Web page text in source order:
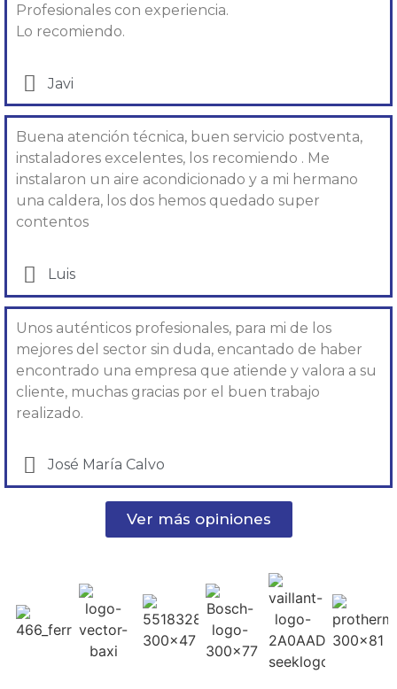
Profesionales con experiencia.
Lo recomiendo.
Javi
Buena atención técnica, buen servicio postventa,
instaladores excelentes, los recomiendo . Me
instalaron un aire acondicionado y a mi hermano
una caldera, los dos hemos quedado super
contentos
Luis
Unos auténticos profesionales, para mi de los
mejores del sector sin duda, encantado de haber
encontrado una empresa que atiende y valora a su
cliente, muchas gracias por el buen trabajo
realizado.
José María Calvo
Ver más opiniones